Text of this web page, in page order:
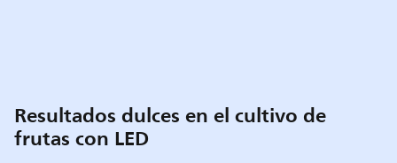
Resultados dulces en el cultivo de
frutas con LED